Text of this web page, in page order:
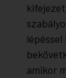
amikor